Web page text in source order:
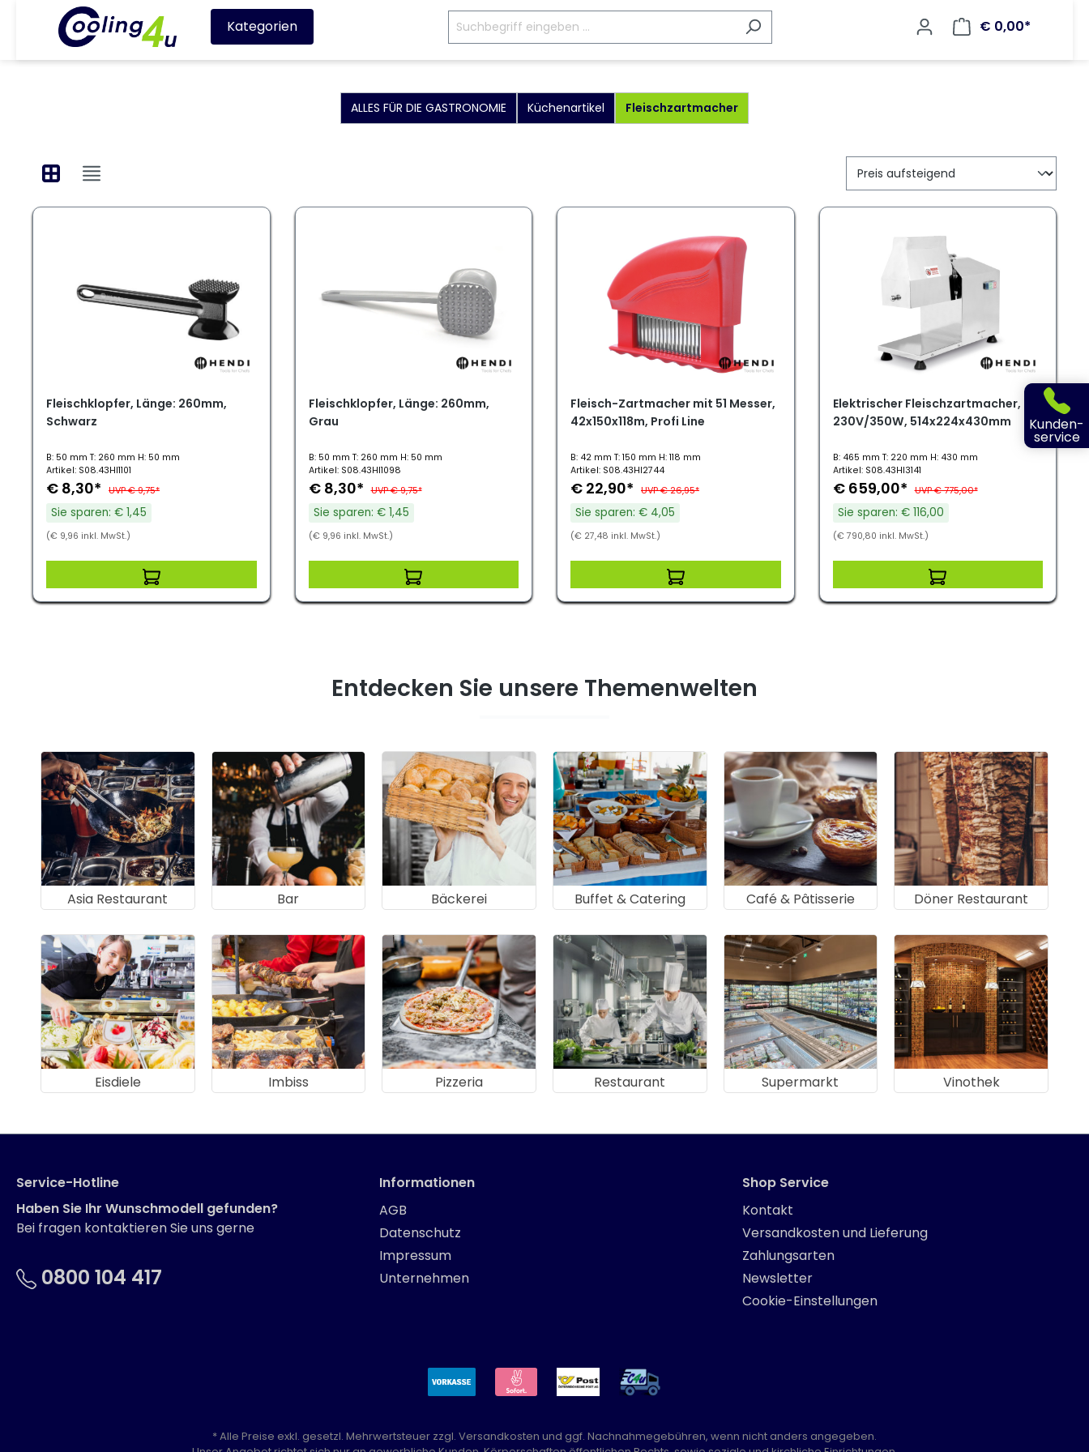
Kunden-
service
Kategorien € 0,00*
ALLES FÜR DIE GASTRONOMIE Küchenartikel Fleischzartmacher
Fleischklopfer, Länge: 260mm,
Schwarz
B: 50 mm T: 260 mm H: 50 mm
Artikel: S08.43HI1101
€ 8,30* UVP € 9,75*
Sie sparen: € 1,45
(€ 9,96 inkl. MwSt.)
Fleischklopfer, Länge: 260mm,
Grau
B: 50 mm T: 260 mm H: 50 mm
Artikel: S08.43HI1098
€ 8,30* UVP € 9,75*
Sie sparen: € 1,45
(€ 9,96 inkl. MwSt.)
Fleisch-Zartmacher mit 51 Messer,
42x150x118m, Profi Line
B: 42 mm T: 150 mm H: 118 mm
Artikel: S08.43HI2744
€ 22,90* UVP € 26,95*
Sie sparen: € 4,05
(€ 27,48 inkl. MwSt.)
Elektrischer Fleischzartmacher,
230V/350W, 514x224x430mm
B: 465 mm T: 220 mm H: 430 mm
Artikel: S08.43HI3141
€ 659,00* UVP € 775,00*
Sie sparen: € 116,00
(€ 790,80 inkl. MwSt.)
Entdecken Sie unsere Themenwelten
Asia Restaurant Bar Bäckerei Buffet & Catering Café & Pâtisserie Döner Restaurant
Eisdiele Imbiss Pizzeria Restaurant Supermarkt Vinothek
Service-Hotline
Haben Sie Ihr Wunschmodell gefunden?
Bei fragen kontaktieren Sie uns gerne
0800 104 417
Informationen
AGB
Datenschutz
Impressum
Unternehmen
Shop Service
Kontakt
Versandkosten und Lieferung
Zahlungsarten
Newsletter
Cookie-Einstellungen
* Alle Preise exkl. gesetzl. Mehrwertsteuer zzgl. Versandkosten und ggf. Nachnahmegebühren, wenn nicht anders angegeben.